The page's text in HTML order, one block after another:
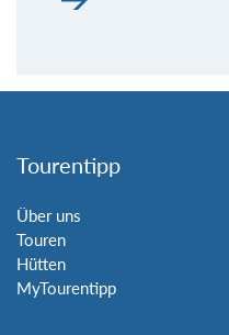
Tourentipp
Über uns
Touren
Hütten
MyTourentipp